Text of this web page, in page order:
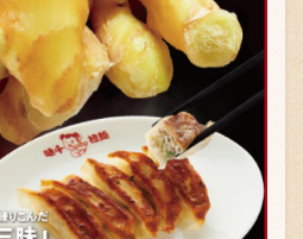
FC加盟店募集
会社案内